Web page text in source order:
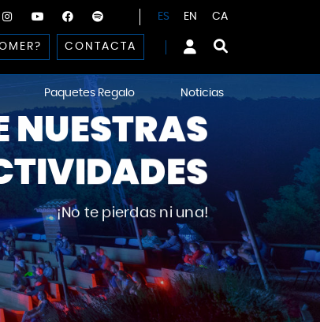
ES EN CA
CONTACTA
Paquetes Regalo Noticias
NUESTRAS
¡No te pierdas ni una!